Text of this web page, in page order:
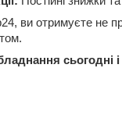
ви отримуєте не
сьогодні